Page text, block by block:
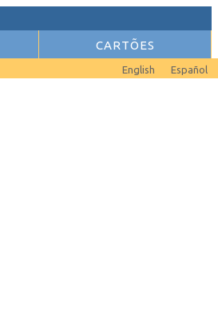
CARTÕES
Español
English